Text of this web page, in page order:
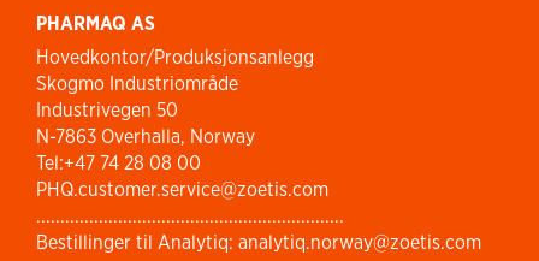
PHARMAQ AS
Hovedkontor/Produksjonsanlegg
Skogmo Industriområde
Industrivegen 50
N-7863 Overhalla, Norway
Tel:+47 74 28 08 00
PHQ.customer.service@zoetis.com
................................................................
Bestillinger til Analytiq: analytiq.norway@zoetis.com